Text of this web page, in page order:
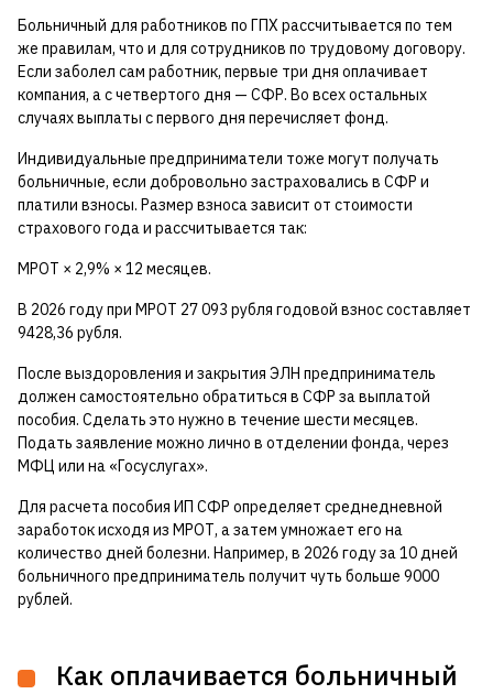
Больничный для работников по ГПХ рассчитывается по тем
же правилам, что и для сотрудников по трудовому договору.
Если заболел сам работник, первые три дня оплачивает
компания, а с четвертого дня — СФР. Во всех остальных
случаях выплаты с первого дня перечисляет фонд.
Индивидуальные предприниматели тоже могут получать
больничные, если добровольно застраховались в СФР и
платили взносы. Размер взноса зависит от стоимости
страхового года и рассчитывается так:
МРОТ × 2,9% × 12 месяцев.
В 2026 году при МРОТ 27 093 рубля годовой взнос составляет
9428,36 рубля.
После выздоровления и закрытия ЭЛН предприниматель
должен самостоятельно обратиться в СФР за выплатой
пособия. Сделать это нужно в течение шести месяцев.
Подать заявление можно лично в отделении фонда, через
МФЦ или на «Госуслугах».
Для расчета пособия ИП СФР определяет среднедневной
заработок исходя из МРОТ, а затем умножает его на
количество дней болезни. Например, в 2026 году за 10 дней
больничного предприниматель получит чуть больше 9000
рублей.
Как оплачивается больничный